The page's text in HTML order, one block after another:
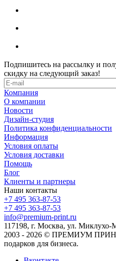
Подпишитесь на рассылку и
скидку на следующий заказ!
Компания
О компании
Новости
Дизайн-студия
Политика конфиденциальности
Информация
Условия оплаты
Условия доставки
Помощь
Блог
Клиенты и партнеры
Наши контакты
+7 495 363-87-53
+7 495 363-87-53
info@premium-print.ru
117198, г. Москва, ул. Миклухо-
2003 - 2026 © ПРЕМИУМ ПРИНТ
подарков для бизнеса.